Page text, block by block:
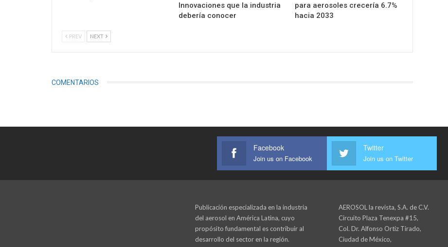
Innovaciones que la industria
debería conocer
para aerosoles crecería 6.7%
hacia 2033
PREV NEXT
COMENTARIOS
Facebook
Join us on Facebook
Twitter
Join us on Twitter
Publicación especializada en la industria
del aerosol en América Latina, cuyo
propósito fundamental es contribuir al
desarrollo del sector en la región.
AEROSOL la revista, S.A. de C.V.
Circuito Plaza Tenexpa #15,
Col. Dr. Alfonso Ortiz Tirado,
Ciudad de México,